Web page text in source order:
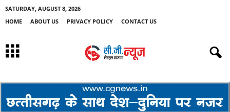
SATURDAY, AUGUST 8, 2026
HOME
ABOUT US PRIVACY POLICY CONTACT US